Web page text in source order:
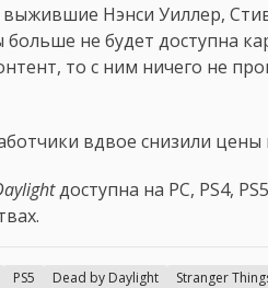
выжившие Нэнси Уиллер,
не будет доступна
то с ним ничего не
вдвое снизили цены
доступна на PC, PS4,
PS5 Dead by Daylight Stranger